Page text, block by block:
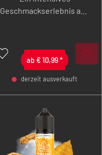
- +
ab € 10,99*
derzeit ausverkauft
Geschmackserlebnis aus
hochkonzentriertes
Aroma!